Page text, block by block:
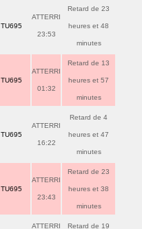
TU695
ATTERRI
23:53
Retard de 23
heures et 48
minutes
TU695
ATTERRI
01:32
Retard de 13
heures et 57
minutes
TU695
ATTERRI
16:22
Retard de 4
heures et 47
minutes
TU695
ATTERRI
23:43
Retard de 23
heures et 38
minutes
ATTERRI Retard de 19